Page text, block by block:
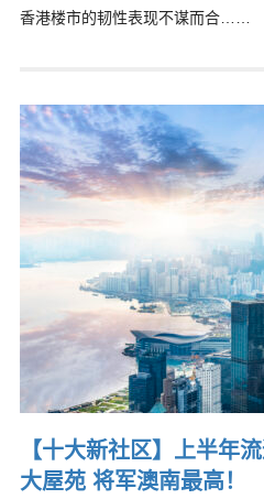
香港楼市的韧性表现不谋而合……
【十大新社区】上半年
大屋苑 将军澳南最高！